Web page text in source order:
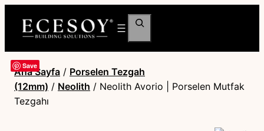
Ara
Save
Ana Sayfa / Porselen Tezgah
(12mm) / Neolith / Neolith Avorio | Porselen Mutfak
Tezgahı